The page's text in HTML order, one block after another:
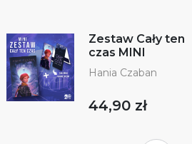
Zestaw Cały ten
czas MINI
Hania Czaban
44,90 zł